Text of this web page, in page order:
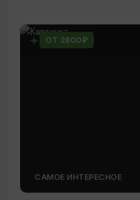
ОТ 2800₽
САМОЕ ИНТЕРЕСНОЕ